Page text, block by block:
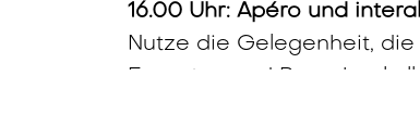
16.00 Uhr: Apéro und
Nutze die Gelegenheit,
Experten und